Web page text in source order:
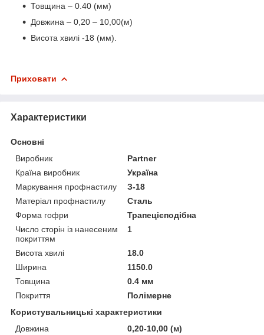
Товщина – 0.40 (мм)
Довжина – 0,20 – 10,00(м)
Висота хвилі -18 (мм).
Приховати
Характеристики
Основні
Виробник
Partner
Країна виробник
Україна
Маркування профнастилу
З-18
Матеріал профнастилу
Сталь
Форма гофри
Трапецієподібна
Число сторін із нанесеним
покриттям
1
Висота хвилі
18.0
Ширина
1150.0
Товщина
0.4 мм
Покриття
Полімерне
Користувальницькі характеристики
Довжина
0,20-10,00 (м)